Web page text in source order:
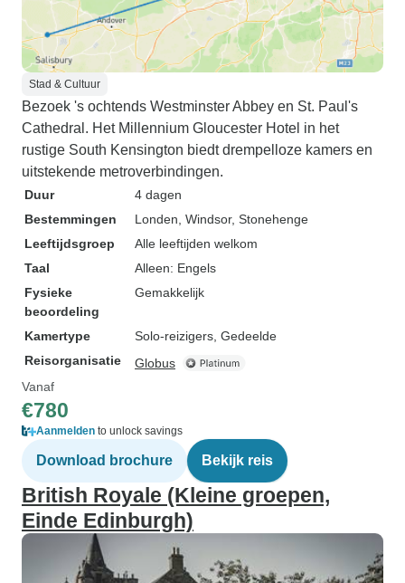
Stad & Cultuur
Bezoek 's ochtends Westminster Abbey en St. Paul's
Cathedral. Het Millennium Gloucester Hotel in het
rustige South Kensington biedt drempelloze kamers en
uitstekende metroverbindingen.
Duur
4 dagen
Bestemmingen
Londen , Windsor, Stonehenge
Leeftijdsgroep
Alle leeftijden welkom
Taal
Alleen: Engels
Fysieke
beoordeling
Gemakkelijk
Kamertype
Solo-reizigers, Gedeelde
Reisorganisatie
Globus
Vanaf
€780
Aanmelden to unlock savings
Download brochure Bekijk reis
British Royale (Kleine groepen,
Einde Edinburgh)